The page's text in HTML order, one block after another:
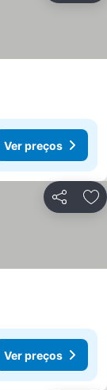
Ver preços
Partilhar
Ver preços